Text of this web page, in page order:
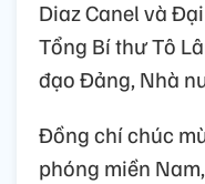
Diaz Canel và
Tổng Bí thư Tô
đạo Đảng, Nhà
Đồng chí chúc
phóng miền